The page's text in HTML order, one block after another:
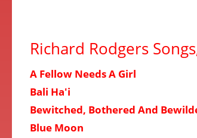
Richard Rodgers
A Fellow Needs A Girl
Bali Ha'i
Bewitched, Bothered And
Blue Moon